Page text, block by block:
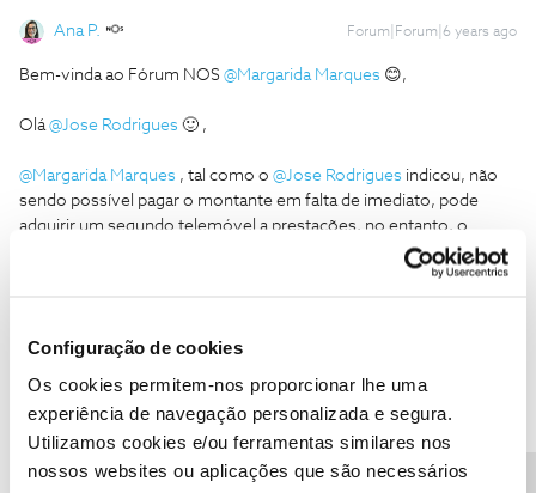
Configuração de cookies
Os cookies permitem-nos proporcionar lhe uma
experiência de navegação personalizada e segura.
Utilizamos cookies e/ou ferramentas similares nos
nossos websites ou aplicações que são necessários
Ana P. Forum|Forum|6 years ago
Bem-vinda ao Fórum NOS @Margarida Marques 😊,
Olá@Jose Rodrigues 🙂 ,
@Margarida Marques , tal como o @Jose Rodrigues indicou, não
sendo possível pagar o montante em falta de imediato, pode
adquirir um segundo telemóvel a prestações, no entanto, o
equipamento não poderá ultrapassar o valor indicado.
Obrigada
Ajude a comunidade a encontrar informação relevante. Marque
como "Melhor Resposta" e faça "Like" nos melhores comentários.